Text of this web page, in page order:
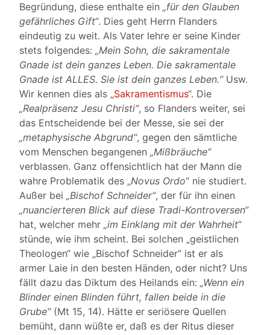
Begründung, diese enthalte ein „für den Glauben
gefährliches Gift“. Dies geht Herrn Flanders
eindeutig zu weit. Als Vater lehre er seine Kinder
stets folgendes: „Mein Sohn, die sakramentale
Gnade ist dein ganzes Leben. Die sakramentale
Gnade ist ALLES. Sie ist dein ganzes Leben.“Usw.
Wir kennen dies als „Sakramentismus“. Die
„Realpräsenz Jesu Christi“, so Flanders weiter, sei
das Entscheidende bei der Messe, sie sei der
„metaphysische Abgrund“, gegen den sämtliche
vom Menschen begangenen „Mißbräuche“
verblassen. Ganz offensichtlich hat der Mann die
wahre Problematik des „Novus Ordo“ nie studiert.
Außer bei „Bischof Schneider“, der für ihn einen
„nuancierteren Blick auf diese Tradi-Kontroversen“
hat, welcher mehr „im Einklang mit der Wahrheit“
stünde, wie ihm scheint. Bei solchen „geistlichen
Theologen“ wie „Bischof Schneider“ ist er als
armer Laie in den besten Händen, oder nicht? Uns
fällt dazu das Diktum des Heilands ein: „Wenn ein
Blinder einen Blinden führt, fallen beide in die
Grube“(Mt 15, 14). Hätte er seriösere Quellen
bemüht, dann wüßte er, daß es der Ritus dieser